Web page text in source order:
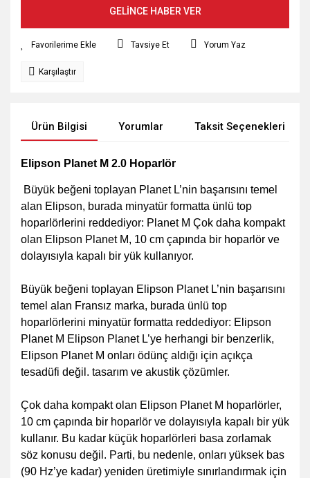
GELİNCE HABER VER
Tavsiye Et Yorum Yaz
Karşılaştır
Ürün Bilgisi Yorumlar Taksit Seçenekleri
Elipson Planet M 2.0 Hoparlör
Büyük beğeni toplayan Planet L’nin başarısını temel
alan Elipson, burada minyatür formatta ünlü top
hoparlörlerini reddediyor: Planet M Çok daha kompakt
olan Elipson Planet M, 10 cm çapında bir hoparlör ve
dolayısıyla kapalı bir yük kullanıyor.
Büyük beğeni toplayan Elipson Planet L’nin başarısını
temel alan Fransız marka, burada ünlü top
hoparlörlerini minyatür formatta reddediyor: Elipson
Planet M Elipson Planet L’ye herhangi bir benzerlik,
Elipson Planet M onları ödünç aldığı için açıkça
tesadüfi değil. tasarım ve akustik çözümler.
Çok daha kompakt olan Elipson Planet M hoparlörler,
10 cm çapında bir hoparlör ve dolayısıyla kapalı bir yük
kullanır. Bu kadar küçük hoparlörleri basa zorlamak
söz konusu değil. Parti, bu nedenle, onları yüksek bas
(90 Hz’ye kadar) yeniden üretimiyle sınırlandırmak için